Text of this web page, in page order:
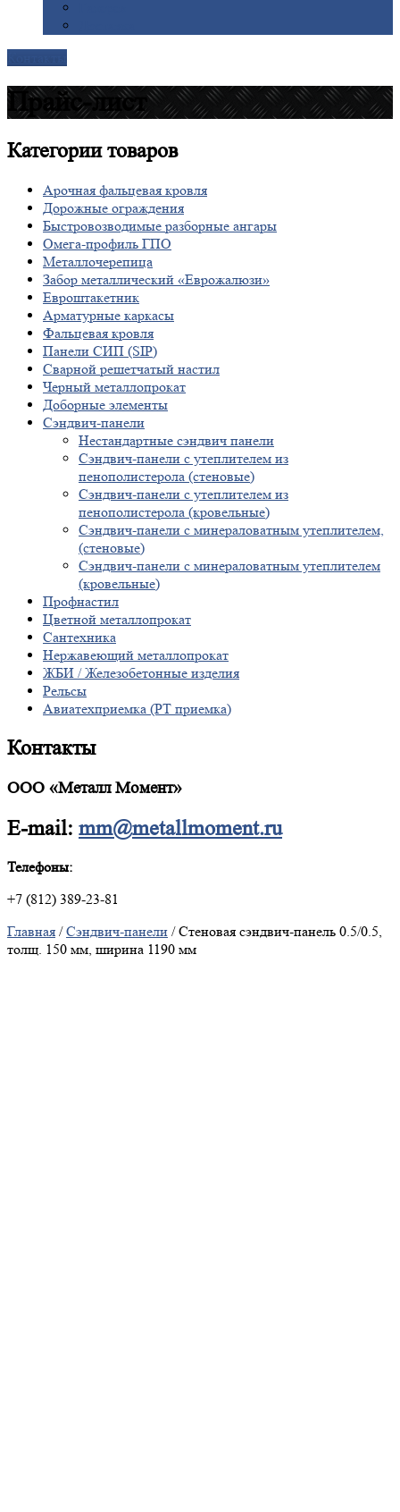
Прайс-лист
Категориитоваров
Арочная фальцевая кровля
Дорожные ограждения
Быстровозводимые разборные ангары
Омега-профиль ГПО
Металлочерепица
Забор металлический «Еврожалюзи»
Евроштакетник
Арматурные каркасы
Фальцевая кровля
Панели СИП (SIP)
Сварной решетчатый настил
Черный металлопрокат
Доборные элементы
Сэндвич-панели
Нестандартные сэндвич панели
Сэндвич-панели с утеплителем из
пенополистерола (стеновые)
Сэндвич-панели с утеплителем из
пенополистерола (кровельные)
Сэндвич-панели с минераловатным утеплителем,
(стеновые)
Сэндвич-панели с минераловатным утеплителем
(кровельные)
Профнастил
Цветной металлопрокат
Сантехника
Нержавеющий металлопрокат
ЖБИ / Железобетонные изделия
Рельсы
Авиатехприемка (РТ приемка)
Контакты
ООО «Металл Момент»
E-mail: mm@metallmoment.ru
Телефоны:
+7 (812) 389-23-81
Главная /Сэндвич-панели / Стеновая сэндвич-панель 0.5/0.5,
толщ. 150 мм, ширина 1190 мм